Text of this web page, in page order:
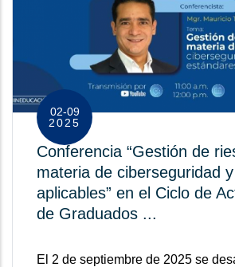
02-09
2025
Conferencia “Gestión de
materia de ciberseguridad
aplicables” en el Ciclo de
de Graduados ...
El 2 de septiembre de 2025 se